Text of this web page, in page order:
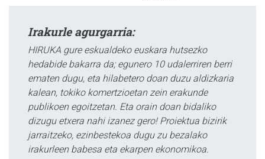
Irakurle agurgarria:
HIRUKA gure eskualdeko euskara hutsezko
hedabide bakarra da; egunero 10 udalerriren berri
ematen dugu, eta hilabetero doan duzu aldizkaria
kalean, tokiko komertzioetan zein erakunde
publikoen egoitzetan. Eta orain doan bidaliko
dizugu etxera nahi izanez gero! Proiektua bizirik
jarraitzeko, ezinbestekoa dugu zu bezalako
irakurleen babesa eta ekarpen ekonomikoa.